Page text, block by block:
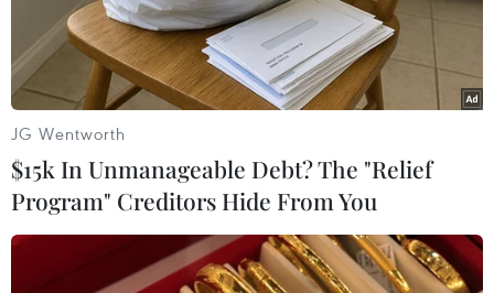
#Kinh tế Anh #Phong tỏa #COVID-19
#Mua sắm
#Người dân Anh
Theo dõi VietnamPlus
JG Wentworth
$15k In Unmanageable Debt? The "Relief
Program" Creditors Hide From You